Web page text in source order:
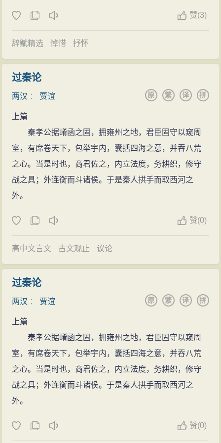
贾谊认为，阴阳、天地、人与万物都由德生，而德
的直接本源。德有六理：道、德、性、神、明、命；德
有六美：有道、有仁、有义、有忠、有信、有密。贾谊
试图用《老子》的道德说来为儒家的道德伦理提供依
据，这种吸取道家的思想因素以为儒家的道德伦常进行
重构儒家思想体系提供了可以参考的思想资料。
政治贡献
纵观贾谊一生，虽受谗遭贬，未登公卿之位，但他
的具有远见卓识的政论和建议，文帝还是比较重视，大
略是实行了的；贾谊在政治、经济、国防以及社会风气
等方面的进步主张，不仅在文帝一朝起了作用，更重要
的是对西汉王朝的长治久安起了重要作用。
贾谊指出危害西汉王朝政治安定的首要因素，是诸
侯王的存在以及他们企图叛乱的阴谋。他回顾历史，列
举事实说明分封诸侯王的害处。指出诸侯王的叛乱，并
不取决于是疏是亲，而是取决于“形势”，取决于他们力量
出的结论是：“疏者必危，亲者必乱”。
根据异姓诸侯王反叛的历史教训和同姓诸侯王必然
反叛的危险，贾谊提出了两个方面的措施：其一曰定礼
制，其二曰定地制。定礼制，就是针对诸侯王在礼制上
的僭越，强调必须严格区分等级，使诸侯王严格按人臣
之礼行事，从而维护天子的最高威严。定地制即“割地定
制”，根据“大都强者先反”的历史教训，贾谊提出了“众建
疏《阶级》，建议文帝以礼对待大臣。
刘濞开豫章铜山铸钱，因此，“邓氏钱”和吴钱遍布天下。
汉文帝五年（前175年），贾谊在长沙又向文帝上《谏铸
钱疏》，指出私人铸钱导致币制混乱，于国于民都很不
利，建议文帝下令禁止。
贾谊做长沙王太傅的第三年，有一只鵩鸟（猫头
鹰）飞入房间，停在座位的旁边。猫头鹰像鹃，旧时视
为不吉祥之鸟。贾谊因被贬居长沙，长沙低洼潮湿，常
自哀伤，以为寿命不长，如今鵩鸟进宅，更使他伤感不
已，于是作《鵩鸟赋》抒发忧愤不平的情绪，并以老庄
的齐生死、等祸福的思想以自我解脱。
谪居长沙三年后，汉文帝想念贾谊，征召入京，于
触，就向贾谊询问鬼神的原本。贾谊详细讲述其中的道
理，一直谈到深夜，汉文帝听得不觉移坐到席的前端。
谈论完了，汉文帝说：“我很久没看到贾生了，自以为超
过他了，今天看来，还比不上他啊。”
贾谊这次回到长安，朝廷人事已有很大变化，灌婴
已死，周勃遭冤狱被赦后，回到绛县封地，不再过问朝
事。但文帝还是没有对贾谊委以重任，只是任命他为梁
怀王太傅，任职所在地更近朝廷，而且梁怀王刘揖是文
帝的小儿子，很受宠爱，也算是对他的一种重视。
政论天下
事，居安思危。这一时期，匈奴强盛，常侵犯汉朝边
赞(3)
辞赋精选 悼惜 抒怀
过秦论
两汉 ： 贾谊 拼
译
繁
原
上篇
秦孝公据崤函之固，拥雍州之地，君臣固守以窥周
室，有席卷天下，包举宇内，囊括四海之意，并吞八荒
之心。当是时也，商君佐之，内立法度，务耕织，修守
战之具；外连衡而斗诸侯。于是秦人拱手而取西河之
外。
赞(0)
高中文言文 古文观止 议论
过秦论
两汉 ： 贾谊 拼
译
繁
原
上篇
秦孝公据崤函之固，拥雍州之地，君臣固守以窥周
室，有席卷天下，包举宇内，囊括四海之意，并吞八荒
之心。当是时也，商君佐之，内立法度，务耕织，修守
战之具；外连衡而斗诸侯。于是秦人拱手而取西河之
外。
赞(0)